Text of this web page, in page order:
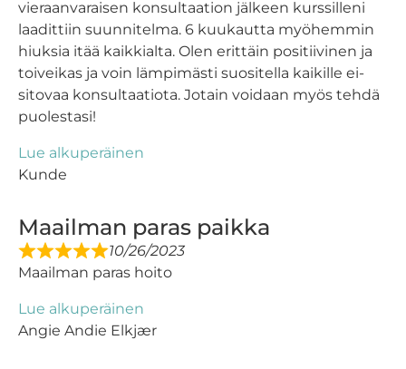
vieraanvaraisen konsultaation jälkeen kurssilleni
laadittiin suunnitelma. 6 kuukautta myöhemmin
hiuksia itää kaikkialta. Olen erittäin positiivinen ja
toiveikas ja voin lämpimästi suositella kaikille ei-
sitovaa konsultaatiota. Jotain voidaan myös tehdä
puolestasi!
Lue alkuperäinen
Kunde
Maailman paras paikka
10/26/2023
Maailman paras hoito
Lue alkuperäinen
Angie Andie Elkjær